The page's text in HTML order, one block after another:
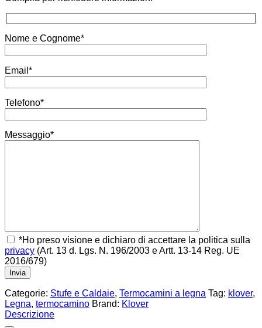
Nome e Cognome*
Email*
Telefono*
Messaggio*
*Ho preso visione e dichiaro di accettare la politica sulla
privacy (Art. 13 d. Lgs. N. 196/2003 e Artt. 13-14 Reg. UE
2016/679)
Categorie: Stufe e Caldaie, Termocamini a legna Tag: klover,
Legna, termocamino Brand: Klover
Descrizione